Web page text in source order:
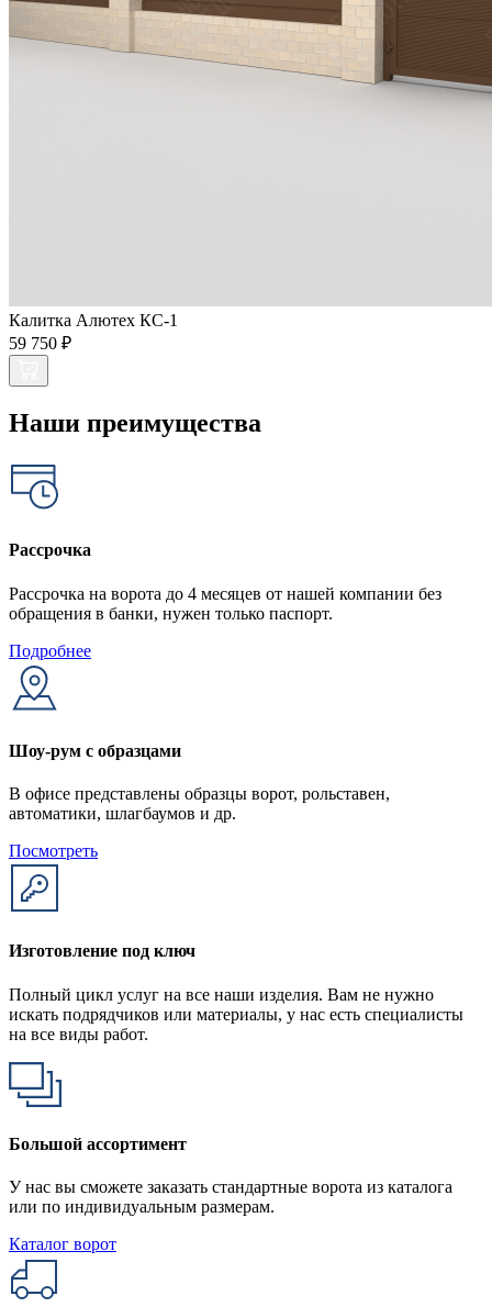
Калитка Алютех КС-1
59 750 ₽
Наши преимущества
Рассрочка
Рассрочка на ворота до 4 месяцев от нашей компании без
обращения в банки, нужен только паспорт.
Подробнее
Шоу-рум с образцами
В офисе представлены образцы ворот, рольставен,
автоматики, шлагбаумов и др.
Посмотреть
Изготовление под ключ
Полный цикл услуг на все наши изделия. Вам не нужно
искать подрядчиков или материалы, у нас есть специалисты
на все виды работ.
Большой ассортимент
У нас вы сможете заказать стандартные ворота из каталога
или по индивидуальным размерам.
Каталог ворот